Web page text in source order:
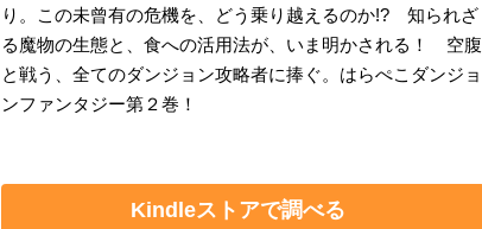
り。この未曾有の危機を、どう乗り越えるのか!? 知られざ
る魔物の生態と、食への活用法が、いま明かされる！ 空腹
と戦う、全てのダンジョン攻略者に捧ぐ。はらぺこダンジョ
ンファンタジー第２巻！
Kindleストアで調べる